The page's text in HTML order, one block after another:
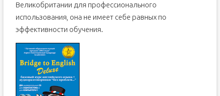
Великобритании для профессионального
использования, она не имеет себе равных по
эффективности обучения.